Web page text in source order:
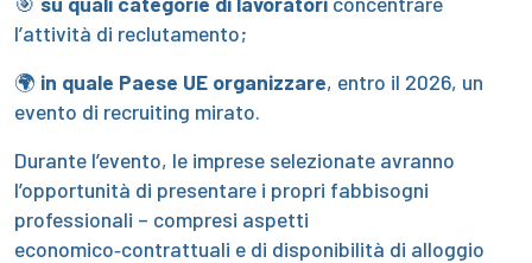
l’attività di reclutamento;
🌍 in quale Paese UE organizzare, entro il 2026, un
evento di recruiting mirato.
Durante l’evento, le imprese selezionate avranno
l’opportunità di presentare i propri fabbisogni
professionali – compresi aspetti
economico‑contrattuali e di disponibilità di alloggio